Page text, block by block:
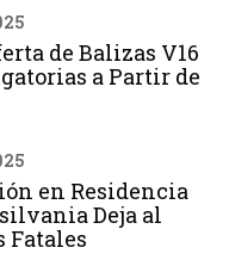
de Balizas V16
a Partir de
en Residencia
Deja al
Fatales